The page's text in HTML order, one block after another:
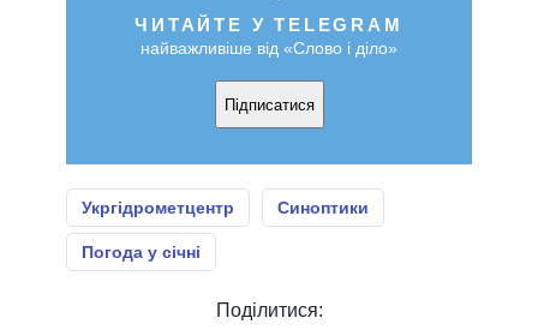
ЧИТАЙТЕ У TELEGRAM
найважливіше від «Слово і діло»
Підписатися
Укргідрометцентр Синоптики
Погода у січні
Поділитися: